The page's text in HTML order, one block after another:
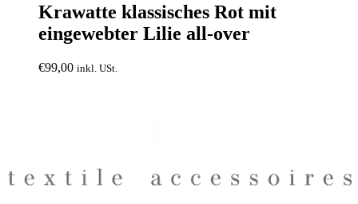
Krawatte klassisches Rot mit
eingewebter Lilie all-over
€99,00 inkl. USt.